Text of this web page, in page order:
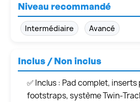
Niveau recommandé
Intermédiaire Avancé
Inclus / Non inclus
✅ Inclus : Pad complet,
footstraps, système Twin-